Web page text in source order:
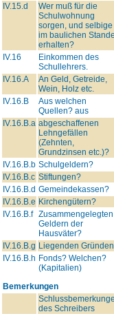
IV.15.d
Wer muß für die
Schulwohnung
sorgen, und selbige
im baulichen
erhalten?
IV.16
Einkommen des
Schullehrers.
IV.16.A
An Geld, Getreide,
Wein, Holz etc.
IV.16.B
Aus welchen
Quellen? aus
IV.16.B.a abgeschaffenen
Lehngefällen
(Zehnten,
Grundzinsen etc.)?
IV.16.B.b Schulgeldern?
IV.16.B.c Stiftungen?
IV.16.B.d Gemeindekassen?
IV.16.B.e Kirchengütern?
IV.16.B.f Zusammengelegten
Geldern der
Hausväter?
IV.16.B.g Liegenden
IV.16.B.h Fonds? Welchen?
(Kapitalien)
Bemerkungen
des Schreibers